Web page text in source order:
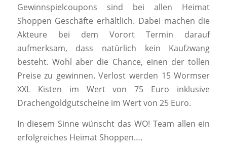
Gewinnspielcoupons sind bei allen Heimat
Shoppen Geschäfte erhältlich. Dabei machen die
Akteure bei dem Vorort Termin darauf
aufmerksam, dass natürlich kein Kaufzwang
besteht. Wohl aber die Chance, einen der tollen
Preise zu gewinnen. Verlost werden 15 Wormser
XXL Kisten im Wert von 75 Euro inklusive
Drachengoldgutscheine im Wert von 25 Euro.
In diesem Sinne wünscht das WO! Team allen ein
erfolgreiches Heimat Shoppen….